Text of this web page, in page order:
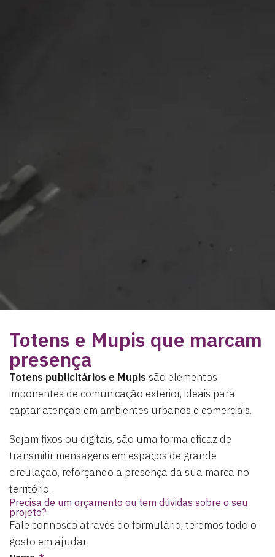
Totens e Mupis que marcam
presença
Totens publicitários e Mupis são elementos
imponentes de comunicação exterior, ideais para
captar atenção em ambientes urbanos e comerciais.
Sejam fixos ou digitais, são uma forma eficaz de
transmitir mensagens em espaços de grande
circulação, reforçando a presença da sua marca no
território.
Precisa de um orçamento ou tem dúvidas sobre o seu
projeto?
Fale connosco através do formulário, teremos todo o
gosto em ajudar.